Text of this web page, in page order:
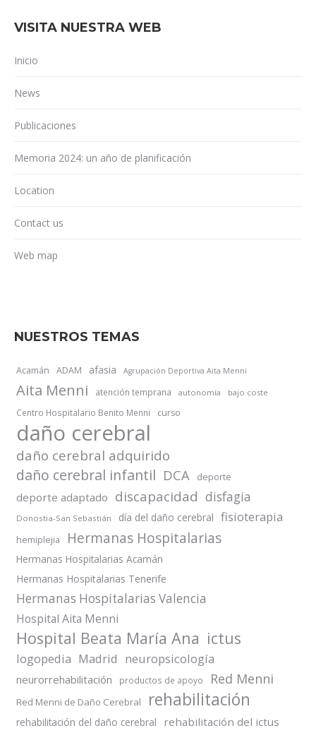
VISITA NUESTRA WEB
Inicio
News
Publicaciones
Memoria 2024: un año de planificación
Location
Contact us
Web map
NUESTROS TEMAS
Acamán ADAM afasia Agrupación Deportiva Aita Menni
Aita Menni atención temprana autonomía bajo coste
Centro Hospitalario Benito Menni curso
daño cerebral
daño cerebral adquirido
daño cerebral infantil DCA deporte
deporte adaptado discapacidad disfagia
Donostia-San Sebastián día del daño cerebral fisioterapia
hemiplejia Hermanas Hospitalarias
Hermanas Hospitalarias Acamán
Hermanas Hospitalarias Tenerife
Hermanas Hospitalarias Valencia
Hospital Aita Menni
Hospital Beata María Ana ictus
logopedia Madrid neuropsicología
neurorrehabilitación productos de apoyo Red Menni
Red Menni de Daño Cerebral rehabilitación
rehabilitación del daño cerebral rehabilitación del ictus